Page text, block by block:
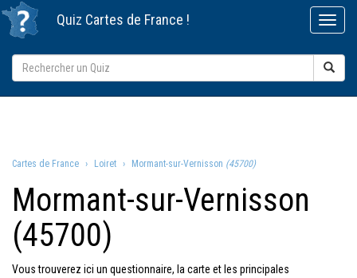
Quiz Cartes de France !
Cartes de France Loiret Mormant-sur-Vernisson (45700)
Mormant-sur-Vernisson
(45700)
Vous trouverez ici un questionnaire, la carte et les principales